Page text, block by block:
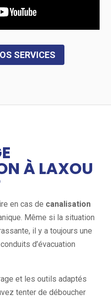
SERVICES
À LAXOU
en cas de canalisation
Même si la situation
il y a toujours une
d’évacuation
et les outils adaptés
tenter de déboucher